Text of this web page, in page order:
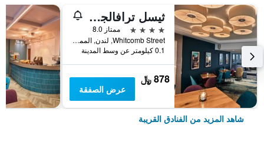
ثيسل ترافالجار - ليسيستر سكوير
4 نجوم
ممتاز 8.0
Whitcomb Street, لندن, المملكة المتحدة
0.1 كيلومتر عن وسط المدينة
878 ﷼
عرض الصفقة
شاهد المزيد من الفنادق القريبة